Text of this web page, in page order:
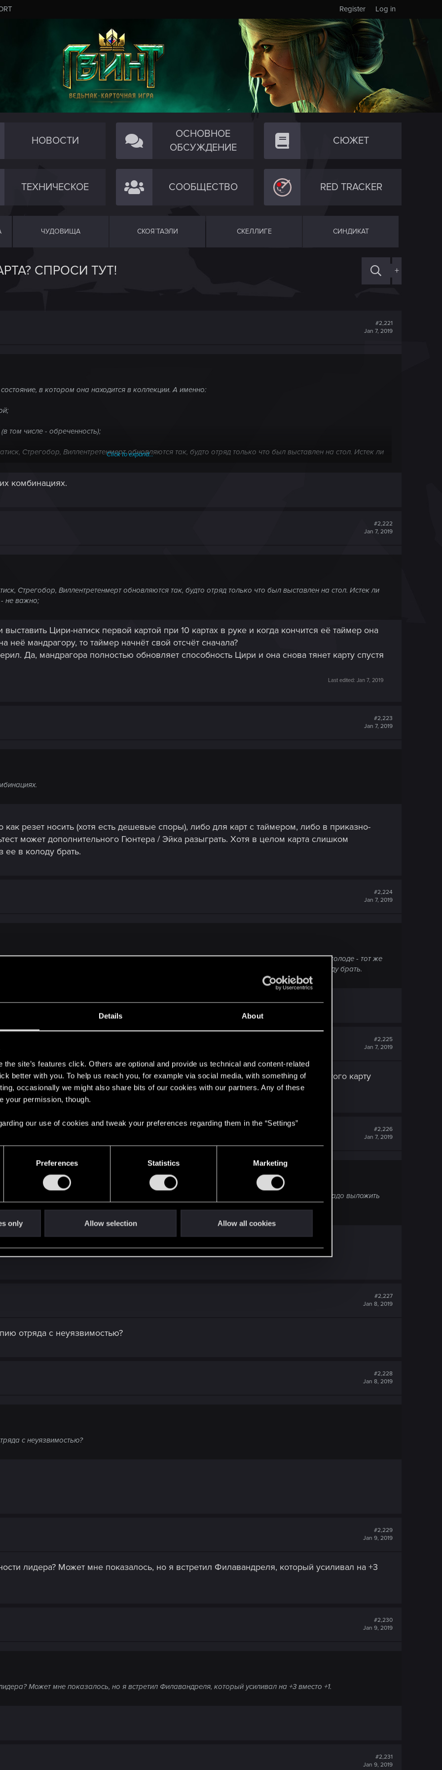
Details About
the site’s features click. Others are optional and provide us technical and content-related
better with you. To help us reach you, for example via social media, with something of
occasionally we might also share bits of our cookies with our partners. Any of these
your permission, though.
our use of cookies and tweak your preferences regarding them in the “Settings”
Preferences Statistics Marketing
only Allow selection Allow all cookies
Log in
Register
НОВОСТИ
ОСНОВНОЕ
ОБСУЖДЕНИЕ
СЮЖЕТ
ТЕХНИЧЕСКОЕ СООБЩЕСТВО RED TRACKER
ЧУДОВИЩА СКОЯ`ТАЭЛИ СКЕЛЛИГЕ СИНДИКАТ
СПРОСИ ТУТ! +
#2,221
Jan 7, 2019
в котором она находится в коллекции. А именно:
том числе - обреченность);
Стрегобор, Виллентретенмерт обновляются так, будто отряд только что был выставлен на стол. Истек ли
способность приказа (они снова "спят" и будут готовы использовать свой приказ на
Click to expand...
комбинациях.
#2,222
Jan 7, 2019
Стрегобор, Виллентретенмерт обновляются так, будто отряд только что был выставлен на стол. Истек ли
не важно;
Цири-натиск первой картой при 10 картах в руке и когда кончится её таймер она
неё мандрагору, то таймер начнёт свой отсчёт сначала?
Да, мандрагора полностью обновляет способность Цири и она снова тянет карту спустя
Last edited: Jan 7, 2019
#2,223
Jan 7, 2019
как резет носить (хотя есть дешевые споры), либо для карт с таймером, либо в приказно-
может дополнительного Гюнтера / Эйка разыграть. Хотя в целом карта слишком
ее в колоду брать.
#2,224
Jan 7, 2019
носить (хотя есть дешевые споры), либо для карт с таймером, либо в приказно-зарядной колоде - тот же
/ Эйка разыграть. Хотя в целом карта слишком специфическая, чтобы всерьез ее в колоду брать.
в него мандрагору нету смысла.
#2,225
Jan 7, 2019
карту в руке со способностью "Завещание", завещание сработает или для этого карту
#2,226
Jan 7, 2019
в руке со способностью "Завещание", завещание сработает или для этого карту сначала надо выложить
#2,227
Jan 8, 2019
отряда с неуязвимостью?
#2,228
Jan 8, 2019
с неуязвимостью?
#2,229
Jan 9, 2019
лидера? Может мне показалось, но я встретил Филавандреля, который усиливал на +3
#2,230
Jan 9, 2019
Может мне показалось, но я встретил Филавандреля, который усиливал на +3 вместо +1.
#2,231
Jan 9, 2019